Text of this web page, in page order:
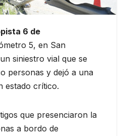
6 de
5, en San
siniestro vial que se
personas y dejó a una
estado crítico.
que presenciaron la
a bordo de